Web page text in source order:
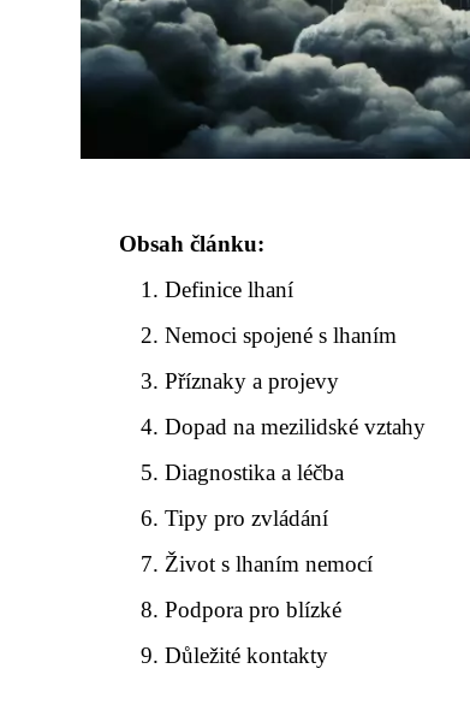
Obsah článku:
Definice lhaní
Nemoci spojené s lhaním
Příznaky a projevy
Dopad na mezilidské vztahy
Diagnostika a léčba
Tipy pro zvládání
Život s lhaním nemocí
Podpora pro blízké
Důležité kontakty